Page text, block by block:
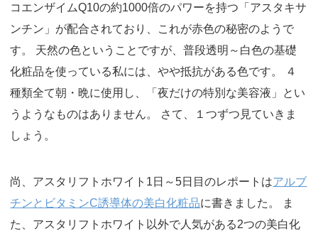
コエンザイムQ10の約1000倍のパワーを持つ「アスタキサ
ンチン」が配合されており、これが赤色の秘密のようで
す。 天然の色ということですが、普段透明～白色の基礎
化粧品を使っている私には、やや抵抗がある色です。 ４
種類全て朝・晩に使用し、「夜だけの特別な美容液」とい
うようなものはありません。 さて、１つずつ見ていきま
しょう。
尚、アスタリフトホワイト1日～5日目のレポートはアルブ
チンとビタミンC誘導体の美白化粧品に書きました。 ま
た、アスタリフトホワイト以外で人気がある2つの美白化